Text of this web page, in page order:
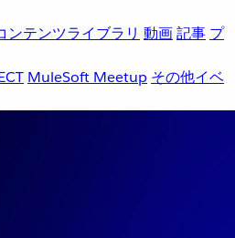
ンテンツライブラリ 動画記事 プ
MuleSoft Meetup その他イベ